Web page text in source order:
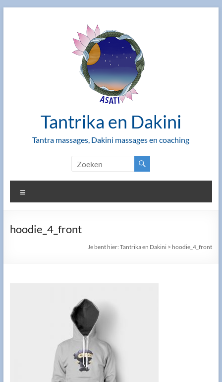
Tantrika en Dakini
Tantra massages, Dakini massages en coaching
hoodie_4_front
Je bent hier:Tantrika en Dakini > hoodie_4_front